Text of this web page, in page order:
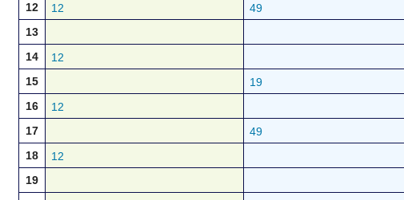
12
12
49
13
14
12
15
19
16
12
17
49
18
12
19